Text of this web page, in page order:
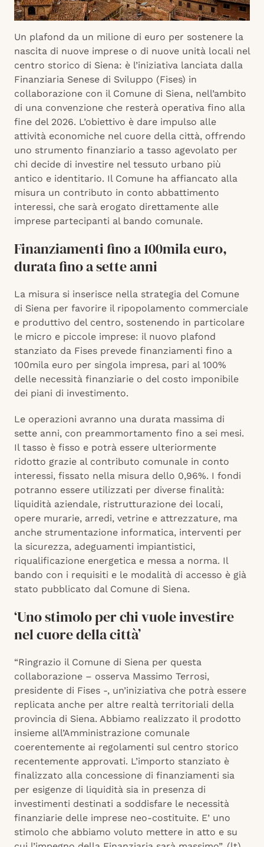
Un plafond da un milione di euro per sostenere la
nascita di nuove imprese o di nuove unità locali nel
centro storico di Siena: è l’iniziativa lanciata dalla
Finanziaria Senese di Sviluppo (Fises) in
collaborazione con il Comune di Siena, nell’ambito
di una convenzione che resterà operativa fino alla
fine del 2026. L’obiettivo è dare impulso alle
attività economiche nel cuore della città, offrendo
uno strumento finanziario a tasso agevolato per
chi decide di investire nel tessuto urbano più
antico e identitario. Il Comune ha affiancato alla
misura un contributo in conto abbattimento
interessi, che sarà erogato direttamente alle
imprese partecipanti al bando comunale.
Finanziamenti fino a 100mila euro,
durata fino a sette anni
La misura si inserisce nella strategia del Comune
di Siena per favorire il ripopolamento commerciale
e produttivo del centro, sostenendo in particolare
le micro e piccole imprese: il nuovo plafond
stanziato da Fises prevede finanziamenti fino a
100mila euro per singola impresa, pari al 100%
delle necessità finanziarie o del costo imponibile
dei piani di investimento.
Le operazioni avranno una durata massima di
sette anni, con preammortamento fino a sei mesi.
Il tasso è fisso e potrà essere ulteriormente
ridotto grazie al contributo comunale in conto
interessi, fissato nella misura dello 0,96%. I fondi
potranno essere utilizzati per diverse finalità:
liquidità aziendale, ristrutturazione dei locali,
opere murarie, arredi, vetrine e attrezzature, ma
anche strumentazione informatica, interventi per
la sicurezza, adeguamenti impiantistici,
riqualificazione energetica e messa a norma. Il
bando con i requisiti e le modalità di accesso è già
stato pubblicato dal Comune di Siena.
‘Uno stimolo per chi vuole investire
nel cuore della città’
“Ringrazio il Comune di Siena per questa
collaborazione – osserva Massimo Terrosi,
presidente di Fises -, un’iniziativa che potrà essere
replicata anche per altre realtà territoriali della
provincia di Siena. Abbiamo realizzato il prodotto
insieme all’Amministrazione comunale
coerentemente ai regolamenti sul centro storico
recentemente approvati. L’importo stanziato è
finalizzato alla concessione di finanziamenti sia
per esigenze di liquidità sia in presenza di
investimenti destinati a soddisfare le necessità
finanziarie delle imprese neo-costituite. E’ uno
stimolo che abbiamo voluto mettere in atto e su